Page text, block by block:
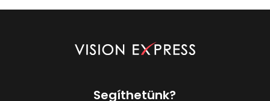
Segíthetünk?